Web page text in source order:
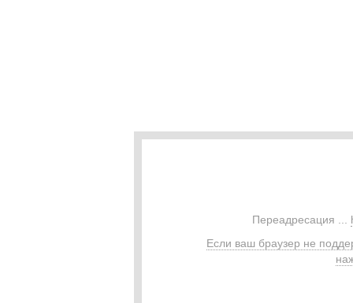
Переадресация ...
Если ваш браузер не